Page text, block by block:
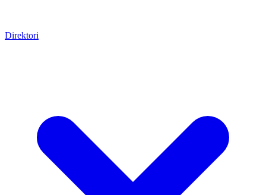
Direktori